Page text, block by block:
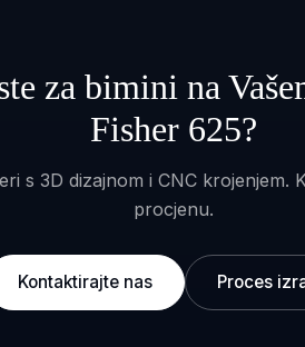
za bimini na
Fisher 625?
s 3D dizajnom i CNC krojenjem.
procjenu.
Kontaktirajte nas Proces